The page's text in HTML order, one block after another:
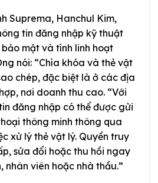
Suprema, Hanchul Kim,
tin đăng nhập kỹ thuật
mật và tính linh hoạt
nói: “Chìa khóa và thẻ vật
chép, đặc biệt là ở các địa
nơi doanh thu cao. “Với
đăng nhập có thể được gửi
thông minh thông qua
xử lý thẻ vật lý. Quyền truy
sửa đổi hoặc thu hồi ngay
nhân viên hoặc nhà thầu.”